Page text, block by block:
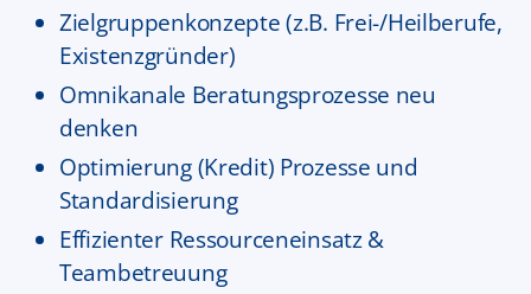
Zielgruppenkonzepte (z.B. Frei-/Heilberufe,
Existenzgründer)
Omnikanale Beratungsprozesse neu
denken
Optimierung (Kredit) Prozesse und
Standardisierung
Effizienter Ressourceneinsatz &
Teambetreuung